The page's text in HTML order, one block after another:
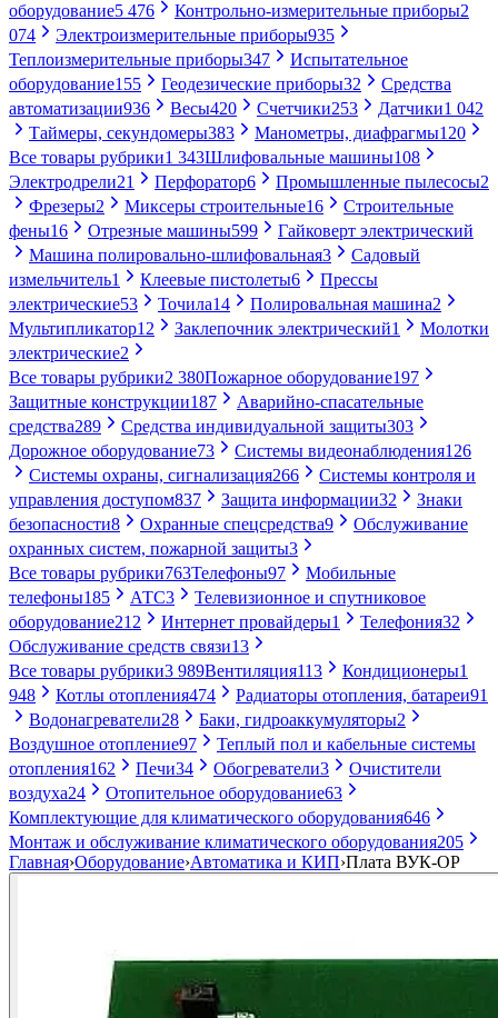
оборудование5 476 Контрольно-измерительные приборы2
074
Электроизмерительные приборы935
Теплоизмерительные приборы347
Испытательное
оборудование155 Геодезические приборы32
Средства
автоматизации936 Весы420 Счетчики253 Датчики1 042
Таймеры, секундомеры383 Манометры, диафрагмы120
Все товары рубрики1 343Шлифовальные машины108
Электродрели21 Перфоратор6 Промышленные пылесосы2
Фрезеры2 Миксеры строительные16
Строительные
фены16 Отрезные машины599
Гайковерт электрический
Машина полировально-шлифовальная3
Садовый
измельчитель1 Клеевые пистолеты6
Прессы
электрические53 Точила14 Полировальная машина2
Мультипликатор12 Заклепочник электрический1
Молотки
электрические2
Все товары рубрики2 380Пожарное оборудование197
Защитные конструкции187
Аварийно-спасательные
средства289 Средства индивидуальной защиты303
Дорожное оборудование73 Системы видеонаблюдения126
Системы охраны, сигнализация266
Системы контроля и
управления доступом837 Защита информации32
Знаки
безопасности8 Охранные спецсредства9
Обслуживание
охранных систем, пожарной защиты3
Все товары рубрики763Телефоны97
Мобильные
телефоны185 АТС3
Телевизионное и спутниковое
оборудование212 Интернет провайдеры1 Телефония32
Обслуживание средств связи13
Все товары рубрики3 989Вентиляция113 Кондиционеры1
948
Котлы отопления474 Радиаторы отопления, батареи91
Водонагреватели28 Баки, гидроаккумуляторы2
Воздушное отопление97
Теплый пол и кабельные системы
отопления162 Печи34 Обогреватели3
Очистители
воздуха24 Отопительное оборудование63
Комплектующие для климатического оборудования646
Монтаж и обслуживание климатического оборудования205
Главная›Оборудование›Автоматика и КИП›Плата ВУК-ОР